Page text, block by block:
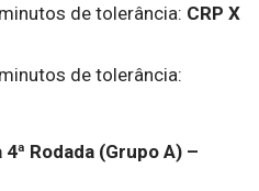
de tolerância: CRP X
de tolerância:
Rodada (Grupo A) –